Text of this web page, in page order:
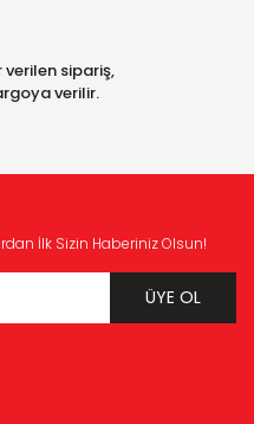
sipariş,
verilir.
İlk Sizin Haberiniz Olsun!
ÜYE OL